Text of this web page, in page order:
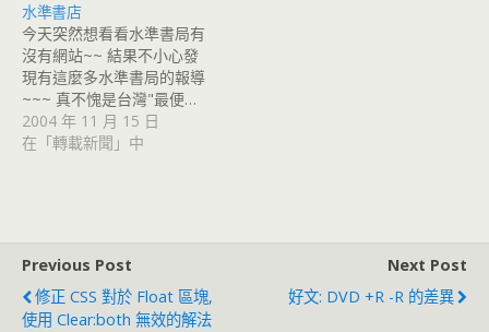
水準書店
今天突然想看看水準書局有
沒有網站~~ 結果不小心發
現有這麼多水準書局的報導
~~~ 真不愧是台灣"最便…
2004 年 11 月 15 日
在「轉載新聞」中
Previous Post
修正 CSS 對於 Float 區塊,
使用 Clear:both 無效的解法
Next Post
好文: DVD +R -R 的差異